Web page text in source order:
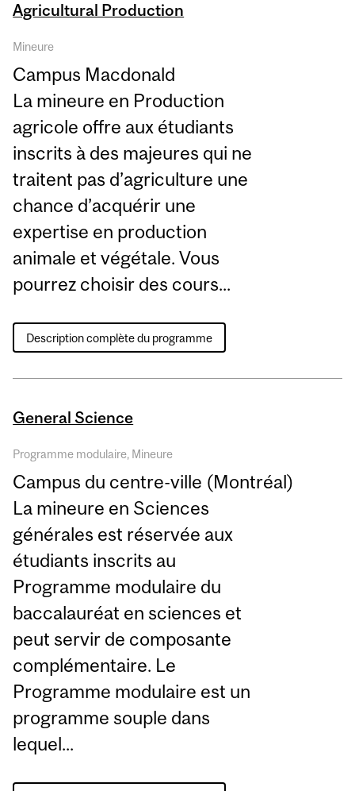
Agricultural Production
Mineure
Campus Macdonald
La mineure en Production
agricole offre aux étudiants
inscrits à des majeures qui ne
traitent pas d’agriculture une
chance d’acquérir une
expertise en production
animale et végétale. Vous
pourrez choisir des cours...
Description complète du programme
General Science
Programme modulaire, Mineure
Campus du centre-ville (Montréal)
La mineure en Sciences
générales est réservée aux
étudiants inscrits au
Programme modulaire du
baccalauréat en sciences et
peut servir de composante
complémentaire. Le
Programme modulaire est un
programme souple dans
lequel...